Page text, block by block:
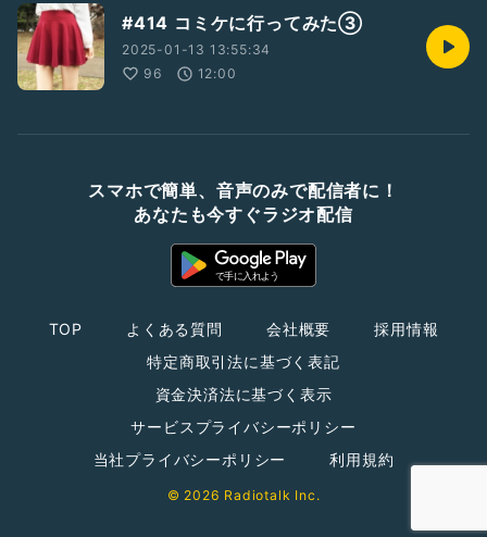
#414 コミケに行ってみた③
2025-01-13 13:55:34
96
12:00
スマホで簡単、音声のみで配信者に！
あなたも今すぐラジオ配信
TOP よくある質問 会社概要
採用情報
特定商取引法に基づく表記
資金決済法に基づく表示
サービスプライバシーポリシー
当社プライバシーポリシー
利用規約
© 2026 Radiotalk Inc.